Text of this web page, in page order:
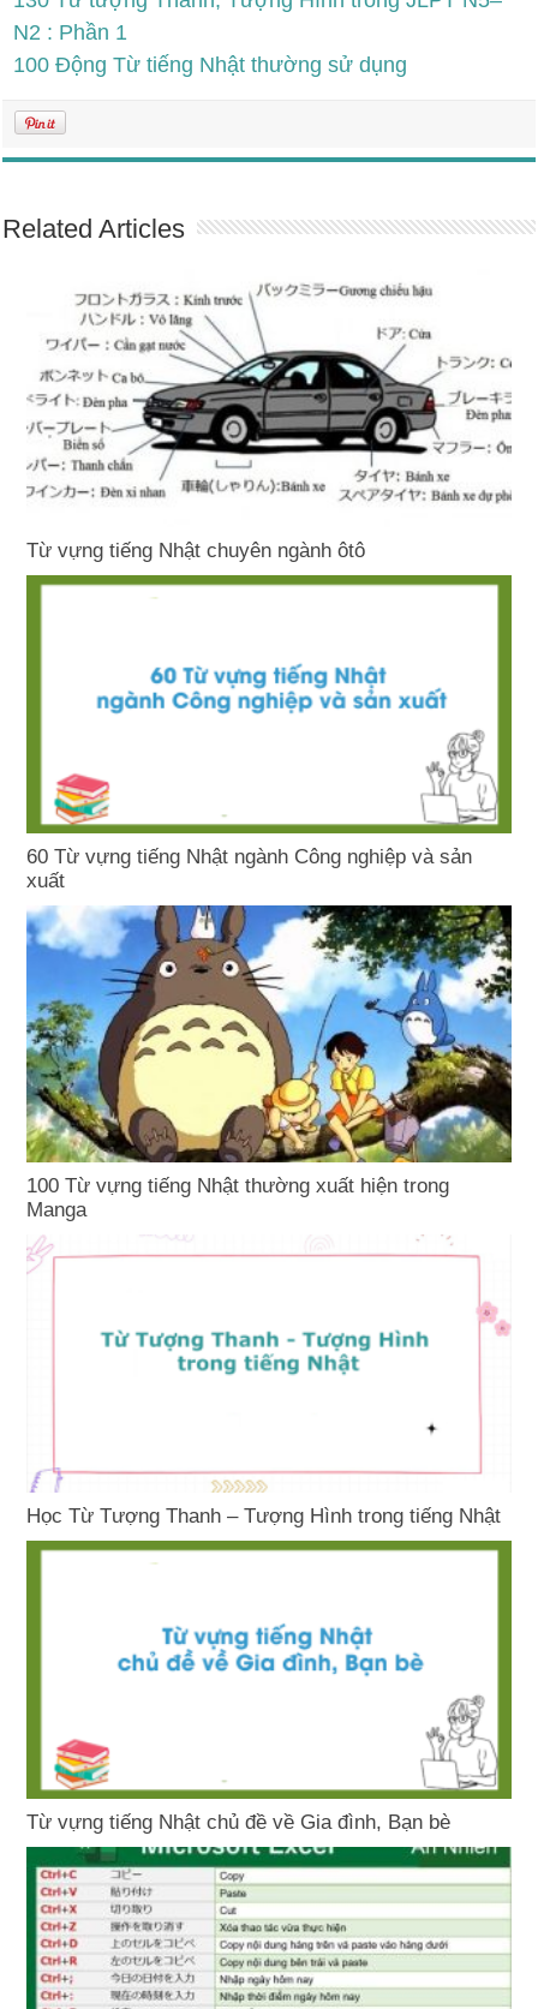
N2 : Phần 1
100 Động Từ tiếng Nhật thường sử dụng
Related Articles
Từ vựng tiếng Nhật chuyên ngành ôtô
60 Từ vựng tiếng Nhật ngành Công nghiệp và sản
xuất
100 Từ vựng tiếng Nhật thường xuất hiện trong
Manga
Học Từ Tượng Thanh – Tượng Hình trong tiếng Nhật
Từ vựng tiếng Nhật chủ đề về Gia đình, Bạn bè